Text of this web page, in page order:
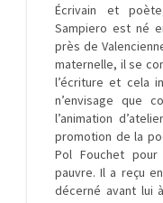
Écrivain et
Sampiero est né
près de
maternelle, il se
l’écriture et cela
n’envisage que
l’animation
promotion de la
Pol Fouchet
pauvre. Il a reçu
décerné avant lui